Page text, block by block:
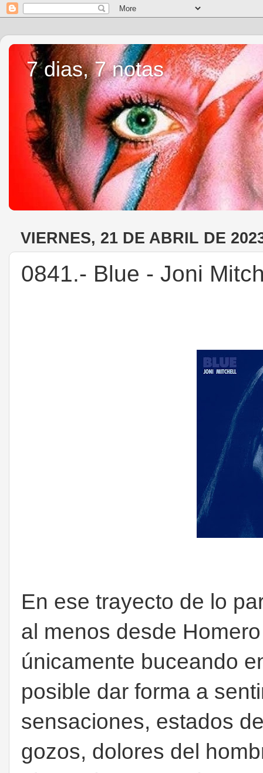
7 dias, 7 notas
VIERNES, 21 DE ABRIL DE
0841.- Blue - Joni
En ese trayecto de lo
al menos desde
únicamente buceando
posible dar forma a
sensaciones, estados
gozos, dolores del